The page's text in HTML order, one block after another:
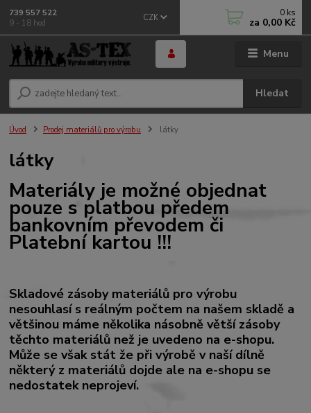
Menu
CZK
Hledat
739 557 522
9 - 18 hod
0 ks
za 0,00 Kč
Úvod Prodej materiálů pro výrobu látky
látky
Materiály je možné objednat
pouze s platbou předem
bankovním převodem či
Platební kartou !!!
Skladové zásoby materiálů pro výrobu
nesouhlasí s reálným počtem na našem skladě a
většinou máme několika násobně větší zásoby
těchto materiálů než je uvedeno na e-shopu.
Může se však stát že při výrobě v naší dílně
některý z materiálů dojde ale na e-shopu se
nedostatek neprojeví.